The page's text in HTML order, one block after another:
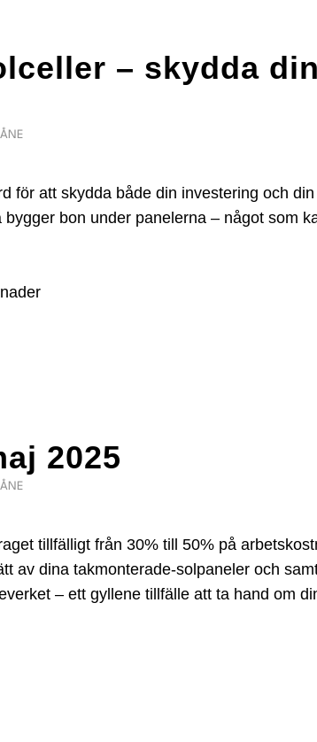
– skydda din
för att skydda både din investering och
bon under panelerna – något som
2025
tillfälligt från 30% till 50% på
av dina takmonterade-solpaneler och
– ett gyllene tillfälle att ta hand om